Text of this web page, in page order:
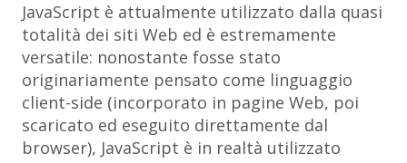
JavaScript è attualmente utilizzato dalla quasi
totalità dei siti Web ed è estremamente
versatile: nonostante fosse stato
originariamente pensato come linguaggio
client-side (incorporato in pagine Web, poi
scaricato ed eseguito direttamente dal
browser), JavaScript è in realtà utilizzato